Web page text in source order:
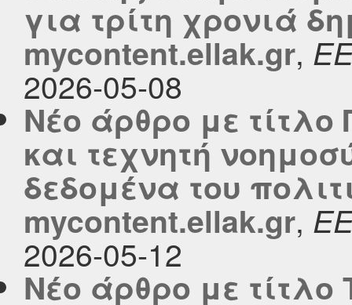
για τρίτη χρονιά
mycontent.ellak.gr,
2026-05-08
Νέο άρθρο με τίτλο
και τεχνητή
δεδομένα του
mycontent.ellak.gr,
2026-05-12
Νέο άρθρο με